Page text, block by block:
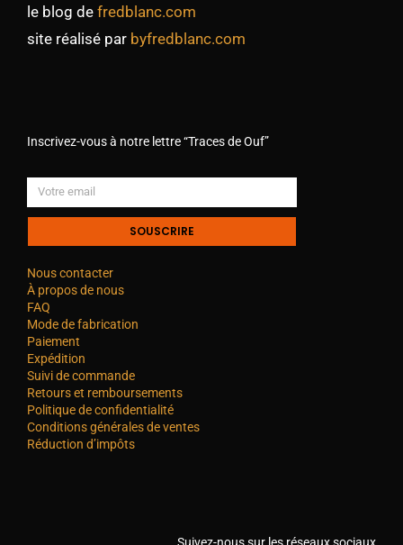
le blog de fredblanc.com
site réalisé par byfredblanc.com
Inscrivez-vous à notre lettre “Traces de Ouf”
SOUSCRIRE
Nous contacter
À propos de nous
FAQ
Mode de fabrication
Paiement
Expédition
Suivi de commande
Retours et remboursements
Politique de confidentialité
Conditions générales de ventes
Réduction d’impôts
Suivez-nous sur les réseaux sociaux